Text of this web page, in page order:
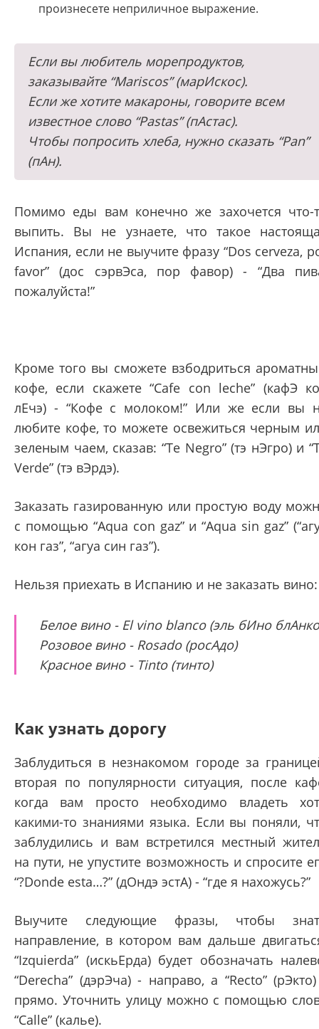
произнесете неприличное выражение.
Если вы любитель морепродуктов,
заказывайте “Mariscos” (марИскос).
Если же хотите макароны, говорите всем
известное слово “Pastas” (пАстас).
Чтобы попросить хлеба, нужно сказать “Pan”
(пАн).
Помимо еды вам конечно же захочется что-
выпить. Вы не узнаете, что такое
Испания, если не выучите фразу “Dos cerveza,
favor” (дос сэрвЭса, пор фавор) - “Два
пожалуйста!”
Кроме того вы сможете взбодриться
кофе, если скажете “Cafe con leche” (кафЭ
лЕчэ) - “Кофе с молоком!” Или же если вы
любите кофе, то можете освежиться черным
зеленым чаем, сказав: “Te Negro” (тэ нЭгро) и
Verde” (тэ вЭрдэ).
Заказать газированную или простую воду
с помощью “Aqua con gaz” и “Aqua sin gaz”
кон газ”, “агуа син газ”).
Нельзя приехать в Испанию и не заказать вино:
Белое вино - El vino blanco (эль бИно
Розовое вино - Rosado (росАдо)
Красное вино - Tinto (тинто)
Как узнать дорогу
Заблудиться в незнакомом городе за
вторая по популярности ситуация, после
когда вам просто необходимо владеть
какими-то знаниями языка. Если вы поняли,
заблудились и вам встретился местный
на пути, не упустите возможность и спросите
“?Donde esta…?” (дОндэ эстА) - “где я нахожусь?”
Выучите следующие фразы, чтобы
направление, в котором вам дальше
“Izquierda” (искьЕрда) будет обозначать
“Derecha” (дэрЭча) - направо, а “Recto”
прямо. Уточнить улицу можно с помощью
“Calle” (калье).